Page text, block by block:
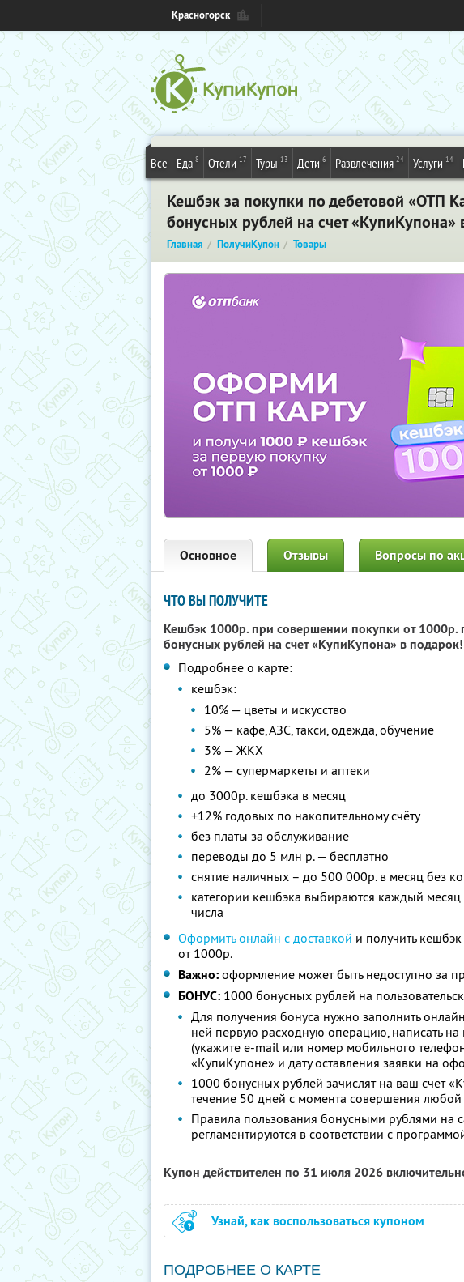
Красногорск
Все Еда 8 Отели 17 Туры 13 Дети 6 Развлечения 24 Услуги 14
Кешбэк за покупки по дебетовой «ОТП
бонусных рублей на счет «КупиКупона»
Главная ПолучиКупон Товары
Основное Отзывы Вопросы по
ЧТО ВЫ ПОЛУЧИТЕ
Кешбэк 1000р. при совершении покупки от 1000р.
бонусных рублей на счет «КупиКупона» в подарок!
Подробнее о карте:
кешбэк:
10% — цветы и искусство
5% — кафе, АЗС, такси, одежда, обучение
3% — ЖКХ
2% — супермаркеты и аптеки
до 3000р. кешбэка в месяц
+12% годовых по накопительному счёту
без платы за обслуживание
переводы до 5 млн р. — бесплатно
снятие наличных – до 500 000р. в месяц без
категории кешбэка выбираются каждый месяц
числа
Оформить онлайн с доставкой и получить
от 1000р.
Важно: оформление может быть недоступно за
БОНУС: 1000 бонусных рублей на
Для получения бонуса нужно заполнить
ней первую расходную операцию, написать на
(укажите e-mail или номер мобильного
«КупиКупоне» и дату оставления заявки на
1000 бонусных рублей зачислят на ваш счет
течение 50 дней с момента совершения
Правила пользования бонусными рублями на
регламентируются в соответствии с
Купон действителен по 31 июля 2026
Узнай, как воспользоваться купоном
ПОДРОБНЕЕ О КАРТЕ